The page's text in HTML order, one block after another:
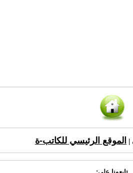
الموقع الرئيسي للكاتب-ة